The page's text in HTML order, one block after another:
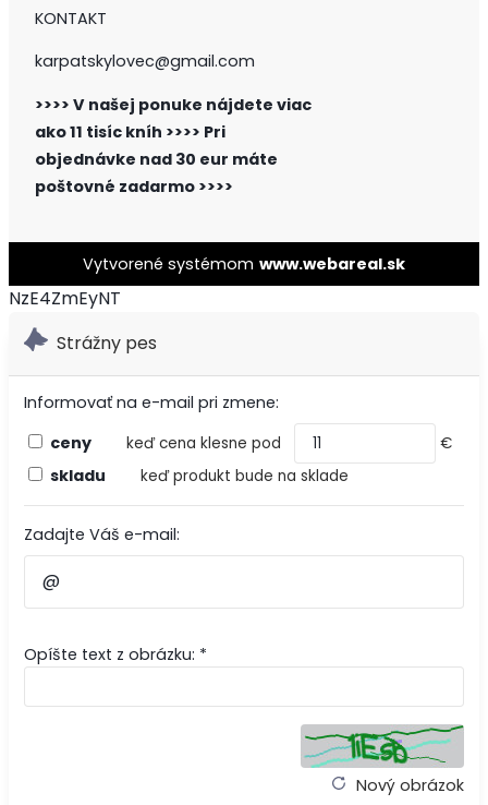
KONTAKT
karpatskylovec@gmail.com
>>>> V našej ponuke nájdete viac
ako 11 tisíc kníh >>>> Pri
objednávke nad 30 eur máte
poštovné zadarmo >>>>
Vytvorené systémom www.webareal.sk
NzE4ZmEyNT
Strážny pes
Informovať na e-mail pri zmene:
ceny
keď cena klesne pod €
skladu keď produkt bude na sklade
Zadajte Váš e-mail:
Opíšte text z obrázku: *
Nový obrázok